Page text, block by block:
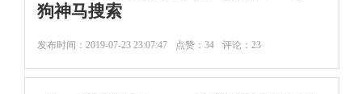
狗神马搜索
发布时间： 2019-07-23 23:07:47 点赞：34 评论：23